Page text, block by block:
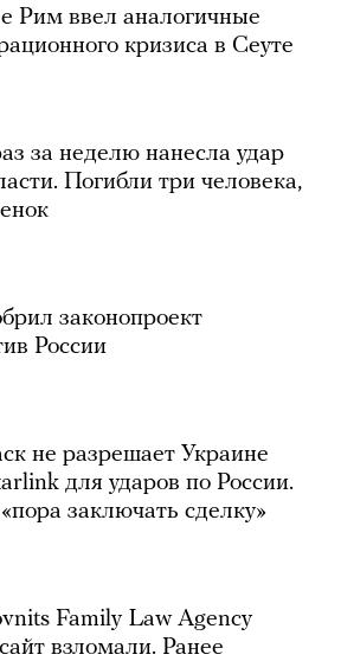
Рим ввел аналогичные
кризиса в Сеуте
за неделю нанесла удар
Погибли три человека,
законопроект
России
не разрешает Украине
для ударов по России.
заключать сделку»
Family Law Agency
взломали. Ранее